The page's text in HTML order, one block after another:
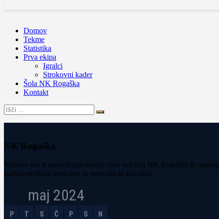
Domov
Tekme
Statistika
Prva ekipa
Igralci
Strokovni kader
Šola NK Rogaška
Kontakt
NK Rogaška
Vabimo vas k spremljanju tekem vseh selekcij NK Rogaška in
najbolj svežimi novicami iz ospredja in zakulisja.
maj 2024
P T S Č P S N